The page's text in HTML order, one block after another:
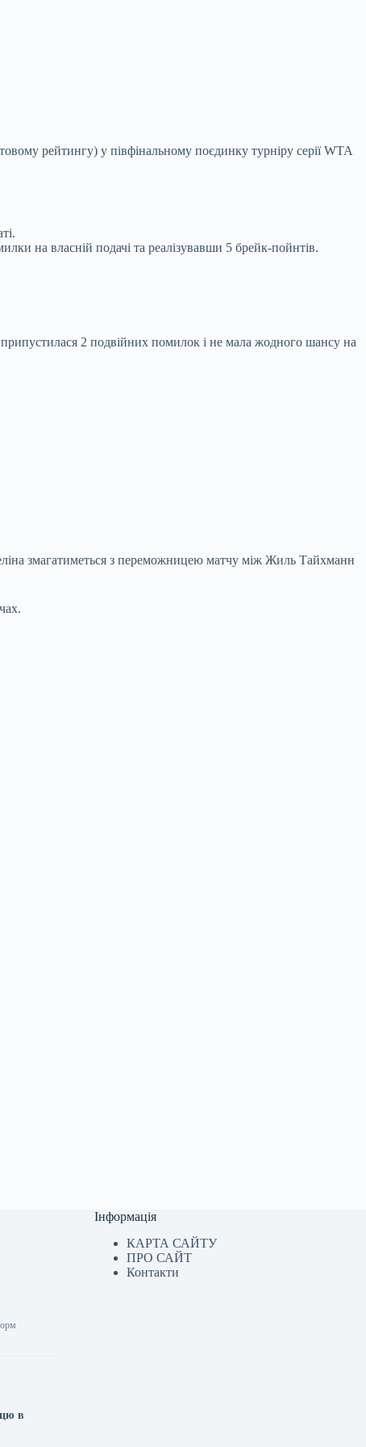
рейтингу) у півфінальному поєдинку турніру серії WTA
на власній подачі та реалізувавши 5 брейк-пойнтів.
2 подвійних помилок і не мала жодного шансу на
змагатиметься з переможницею матчу між Жиль Тайхманн
в
Інформація
КАРТА САЙТУ
ПРО САЙТ
Контакти